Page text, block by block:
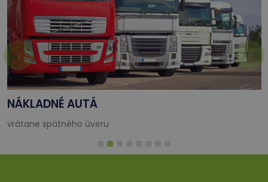
NÁKLADNÉ AUTÁ
vrátane spätného úveru